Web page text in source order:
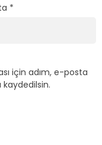
*
için adım, e-posta